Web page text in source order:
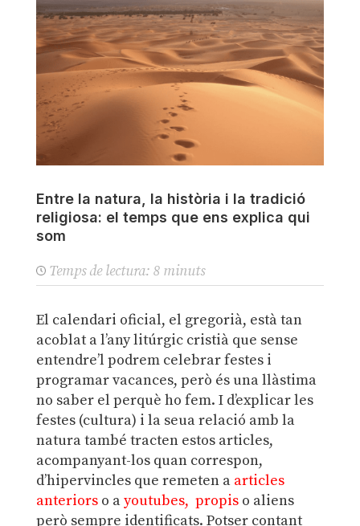
Entre la natura, la història i la tradició
religiosa: el temps que ens explica qui
som
Temps de lectura: 8 minuts
El calendari oficial, el gregorià, està tan
acoblat a l’any litúrgic cristià que sense
entendre’l podrem celebrar festes i
programar vacances, però és una llàstima
no saber el perquè ho fem. I d’explicar les
festes (cultura) i la seua relació amb la
natura també tracten estos articles,
acompanyant-los quan correspon,
d’hipervincles que remeten a articles
anteriorso ayoutubes, propiso aliens
però sempre identificats. Potser contant